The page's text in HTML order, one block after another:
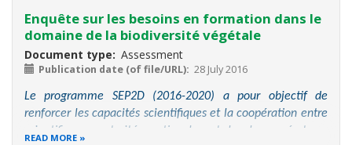
Enquête sur les besoins en formation dans le
domaine de la biodiversité végétale
Document type Assessment
Publication date (of file/URL) 28 July 2016
Le programme SEP2D (2016-2020) a pour objectif de
renforcer les capacités scientifiques et la coopération entre
scientifiques, autorités nationales et locales, opérateurs
READ MORE